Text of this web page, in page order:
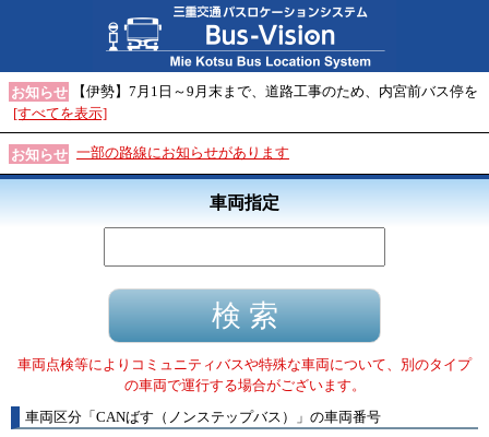
お知らせ
【伊勢】7月1日～9月末まで、道路工事のため、内宮前バス停を
[すべてを表示]
お知らせ 一部の路線にお知らせがあります
車両指定
車両点検等によりコミュニティバスや特殊な車両について、別のタイプ
の車両で運行する場合がございます。
車両区分 「 CANばす（ノンステップバス） 」 の車両番号